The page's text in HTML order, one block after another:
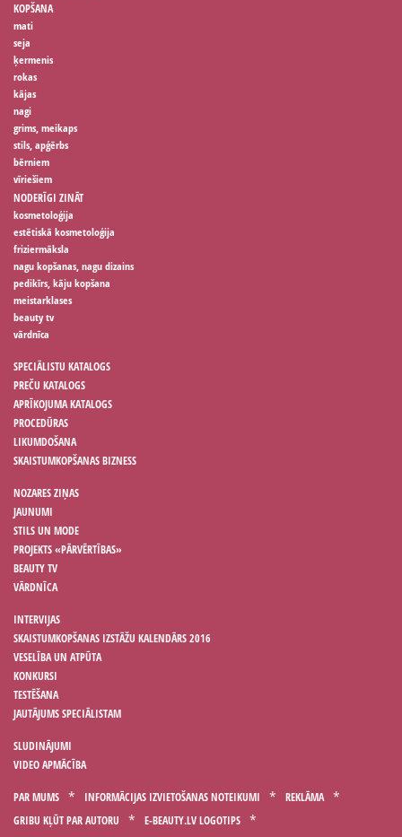
KOPŠANA
mati
seja
ķermenis
rokas
kājas
nagi
grims, meikaps
stils, apģērbs
bērniem
vīriešiem
NODERĪGI ZINĀT
kosmetoloģija
estētiskā kosmetoloģija
friziermāksla
nagu kopšanas, nagu dizains
pedikīrs, kāju kopšana
meistarklases
beauty tv
vārdnīca
SPECIĀLISTU KATALOGS
PREČU KATALOGS
APRĪKOJUMA KATALOGS
PROCEDŪRAS
LIKUMDOŠANA
SKAISTUMKOPŠANAS BIZNESS
NOZARES ZIŅAS
JAUNUMI
STILS UN MODE
PROJEKTS «PĀRVĒRTĪBAS»
BEAUTY TV
VĀRDNĪCA
INTERVIJAS
SKAISTUMKOPŠANAS IZSTĀŽU KALENDĀRS 2016
VESELĪBA UN ATPŪTA
KONKURSI
TESTĒŠANA
JAUTĀJUMS SPECIĀLISTAM
SLUDINĀJUMI
VIDEO APMĀCĪBA
PAR MUMS INFORMĀCIJAS IZVIETOŠANAS NOTEIKUMI
REKLĀMA
GRIBU KĻŪT PAR AUTORU
E-BEAUTY.LV LOGOTIPS